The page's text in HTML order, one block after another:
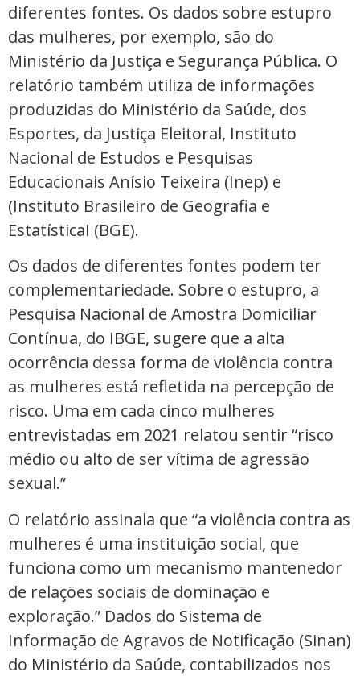
diferentes fontes. Os dados sobre estupro
das mulheres, por exemplo, são do
Ministério da Justiça e Segurança Pública. O
relatório também utiliza de informações
produzidas do Ministério da Saúde, dos
Esportes, da Justiça Eleitoral, Instituto
Nacional de Estudos e Pesquisas
Educacionais Anísio Teixeira (Inep) e
(Instituto Brasileiro de Geografia e
EstatísticaI (BGE).
Os dados de diferentes fontes podem ter
complementariedade. Sobre o estupro, a
Pesquisa Nacional de Amostra Domiciliar
Contínua, do IBGE, sugere que a alta
ocorrência dessa forma de violência contra
as mulheres está refletida na percepção de
risco. Uma em cada cinco mulheres
entrevistadas em 2021 relatou sentir “risco
médio ou alto de ser vítima de agressão
sexual.”
O relatório assinala que “a violência contra as
mulheres é uma instituição social, que
funciona como um mecanismo mantenedor
de relações sociais de dominação e
exploração.” Dados do Sistema de
Informação de Agravos de Notificação (Sinan)
do Ministério da Saúde, contabilizados nos